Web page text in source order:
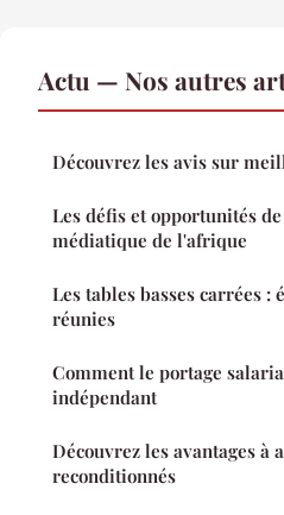
Actu — Nos autres
Découvrez les avis sur
Les défis et opportunités
médiatique de l'afrique
Les tables basses carrées :
réunies
Comment le portage
indépendant
Découvrez les avantages à
reconditionnés